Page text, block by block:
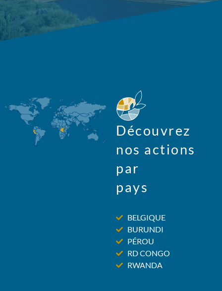
Découvrez
nos actions
par
pays
BELGIQUE
BURUNDI
PÉROU
RD CONGO
RWANDA